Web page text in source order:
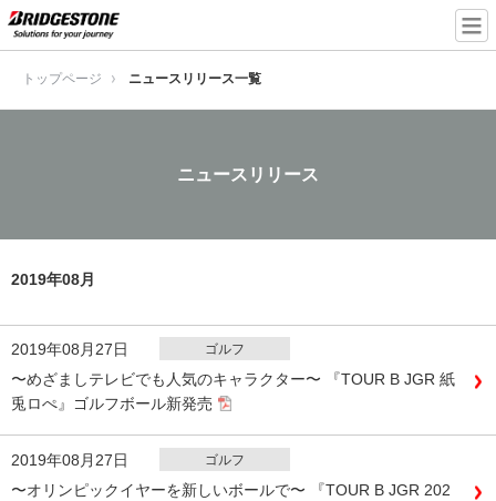
トップページ ニュースリリース一覧
ニュースリリース
2019年08月
2019年08月27日 ゴルフ
〜めざましテレビでも人気のキャラクター〜 『TOUR B JGR 紙
兎ロぺ』ゴルフボール新発売
2019年08月27日 ゴルフ
〜オリンピックイヤーを新しいボールで〜 『TOUR B JGR 202